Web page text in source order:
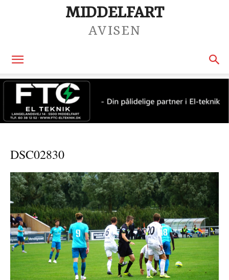
MIDDELFART
AVISEN
DSC02830